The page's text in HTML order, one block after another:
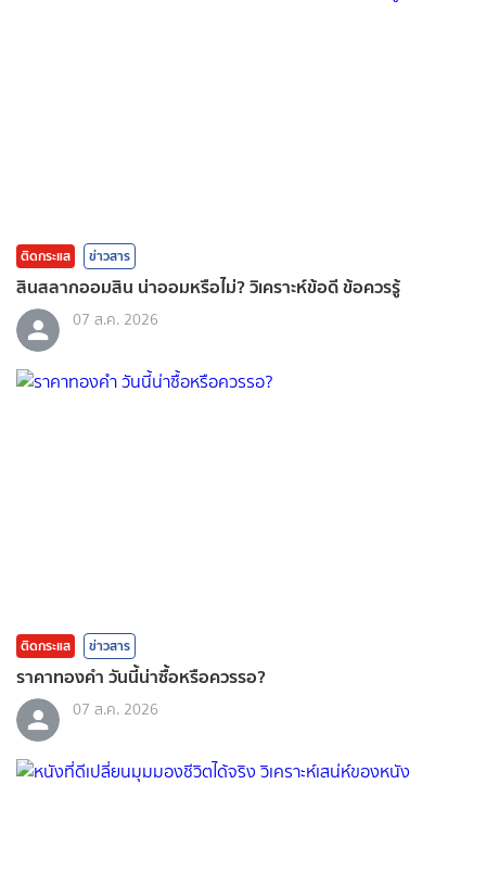
ติดกระแส ข่าวสาร
สินสลากออมสิน น่าออมหรือไม่? วิเคราะห์ข้อดี ข้อควรรู้
07 ส.ค. 2026
ติดกระแส ข่าวสาร
ราคาทองคํา วันนี้น่าซื้อหรือควรรอ?
07 ส.ค. 2026